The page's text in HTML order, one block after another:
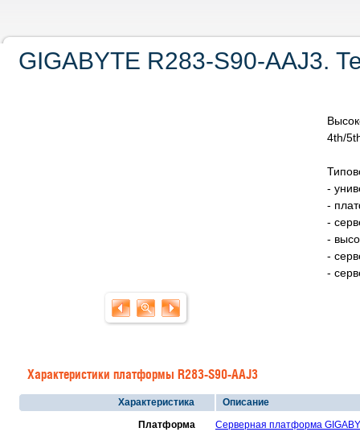
GIGABYTE R283-S90-AAJ3.
4th/
-
-
-
-
-
-
Характеристики платформы R283-S90-AAJ3
Характеристика
Описание
Платформа
Серверная платформа